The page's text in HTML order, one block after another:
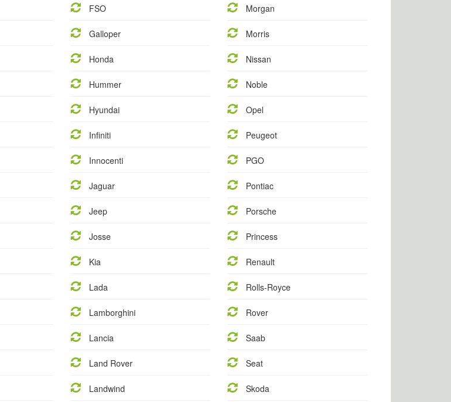
FSO
Galloper
Honda
Hummer
Hyundai
Infiniti
Innocenti
Jaguar
Jeep
Josse
Kia
Lada
Lamborghini
Lancia
Land Rover
Landwind
Morgan
Morris
Nissan
Noble
Opel
Peugeot
PGO
Pontiac
Porsche
Princess
Renault
Rolls-Royce
Rover
Saab
Seat
Skoda